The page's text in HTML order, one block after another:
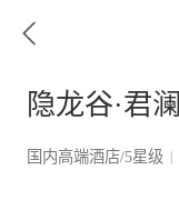
隐龙谷·君澜
国内高端酒店/5星级 |